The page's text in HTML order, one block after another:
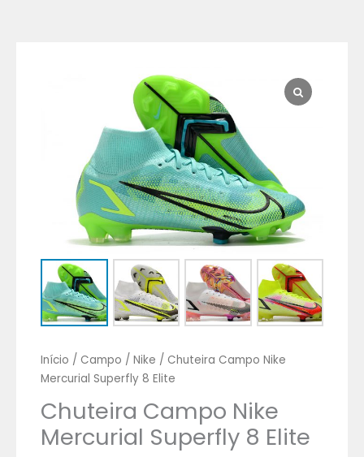
Início / Campo / Nike / Chuteira Campo Nike
Mercurial Superfly 8 Elite
Chuteira Campo Nike
Mercurial Superfly 8 Elite
quantidade